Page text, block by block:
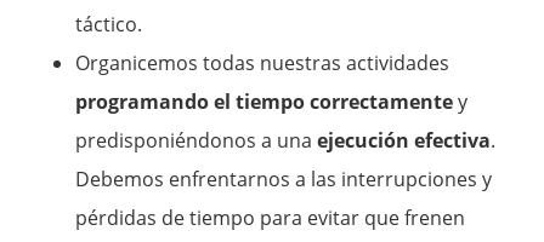
táctico.
Organicemos todas nuestras actividades
programando el tiempo correctamentey
predisponiéndonos a unaejecución efectiva.
Debemos enfrentarnos a las interrupciones y
pérdidas de tiempo para evitar que frenen